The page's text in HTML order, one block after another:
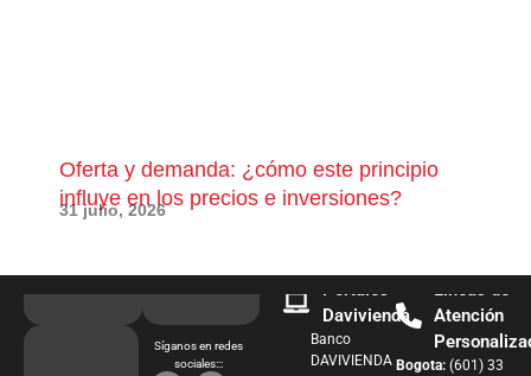
Oferta y demanda: ¿cómo este principio
influye en los precios e inversiones?
31 julio, 2026
Síganos en redes
sociales:::
Portales
Davivienda
Banco
DAVIVIENDA
Líneas de
Atención
Bogota: (601) 33